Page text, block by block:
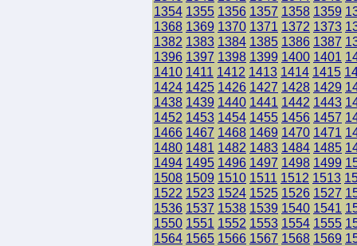
1354 1355 1356 1357 1358 1359
1368 1369 1370 1371 1372 1373
1382 1383 1384 1385 1386 1387
1396 1397 1398 1399 1400 1401
1410 1411 1412 1413 1414 1415
1424 1425 1426 1427 1428 1429
1438 1439 1440 1441 1442 1443
1452 1453 1454 1455 1456 1457
1466 1467 1468 1469 1470 1471
1480 1481 1482 1483 1484 1485
1494 1495 1496 1497 1498 1499
1508 1509 1510 1511 1512 1513
1522 1523 1524 1525 1526 1527
1536 1537 1538 1539 1540 1541
1550 1551 1552 1553 1554 1555
1564 1565 1566 1567 1568 1569